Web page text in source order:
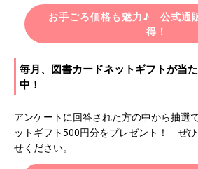
お手ごろ価格も魅力♪ 公式通
得！
毎月、図書カードネットギフトが当
中！
アンケートに回答された方の中から抽選
ットギフト500円分をプレゼント！ ぜ
せください。